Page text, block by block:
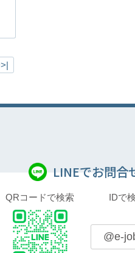
LINEでお問合
QRコードで検索 IDで
@e-